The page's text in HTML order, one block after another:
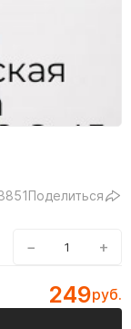
Поделиться
− +
249руб.